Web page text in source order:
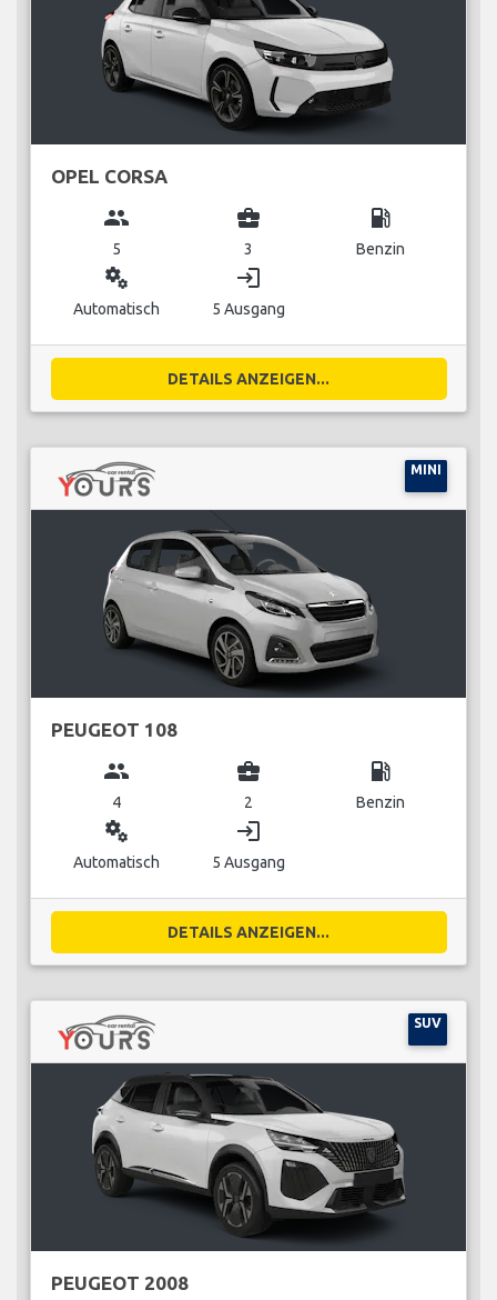
OPEL CORSA
group
5
business_center
3
local_gas_station
Benzin
miscellaneous_services
Automatisch
login
5 Ausgang
DETAILS ANZEIGEN...
MINI
PEUGEOT 108
group
4
business_center
2
local_gas_station
Benzin
miscellaneous_services
Automatisch
login
5 Ausgang
DETAILS ANZEIGEN...
SUV
PEUGEOT 2008